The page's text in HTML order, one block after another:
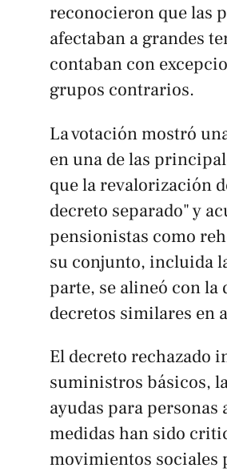
reconocieron que las
afectaban a grandes
contaban con
grupos contrarios.
La votación mostró
en una de las
que la revalorización
decreto separado" y
pensionistas como
su conjunto, incluida
parte, se alineó con la
decretos similares en
El decreto rechazado
suministros básicos,
ayudas para personas
medidas han sido
movimientos sociales